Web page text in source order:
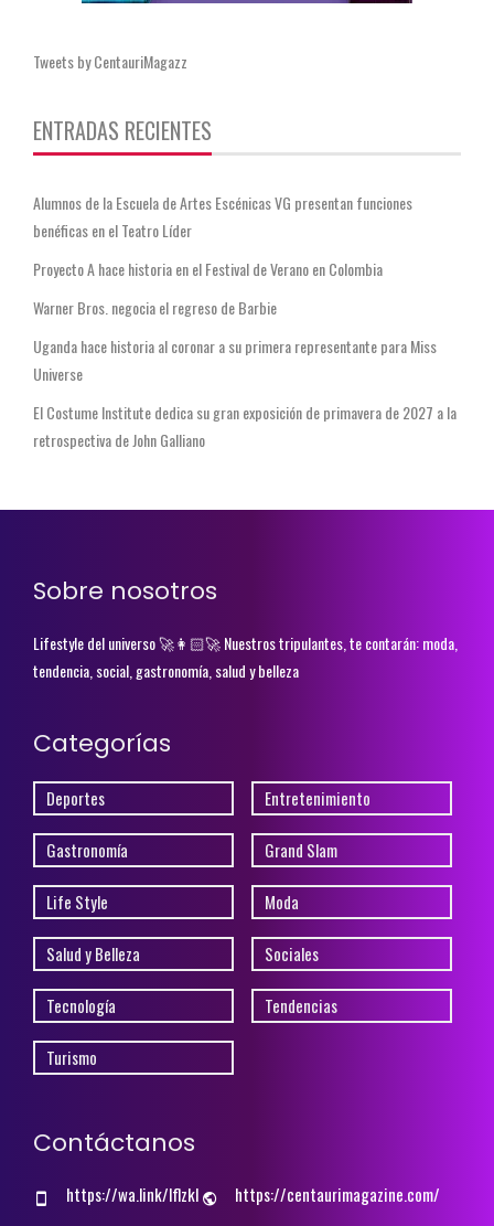
Tweets by CentauriMagazz
ENTRADAS RECIENTES
Alumnos de la Escuela de Artes Escénicas VG presentan funciones
benéficas en el Teatro Líder
Proyecto A hace historia en el Festival de Verano en Colombia
Warner Bros. negocia el regreso de Barbie
Uganda hace historia al coronar a su primera representante para Miss
Universe
El Costume Institute dedica su gran exposición de primavera de 2027 a la
retrospectiva de John Galliano
Sobre nosotros
Lifestyle del universo 🚀👩🏻‍🚀 Nuestros tripulantes, te contarán: moda,
tendencia, social, gastronomía, salud y belleza
Categorías
Deportes Entretenimiento
Gastronomía Grand Slam
Life Style Moda
Salud y Belleza Sociales
Tecnología Tendencias
Turismo
Contáctanos
https://wa.link/lflzkl
https://centaurimagazine.com/